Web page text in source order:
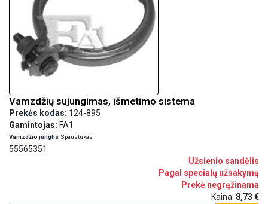
Vamzdžių sujungimas, išmetimo sistema
Prekės kodas: 124-895
Gamintojas: FA1
Vamzdžio jungtis Spaustukas
55565351
Užsienio sandėlis
Pagal specialų užsakymą
Prekė negrąžinama
Kaina: 8,73 €